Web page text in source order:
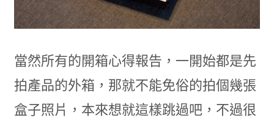
當然所有的開箱心得報告，一開始都是先
拍產品的外箱，那就不能免俗的拍個幾張
盒子照片，本來想就這樣跳過吧，不過很